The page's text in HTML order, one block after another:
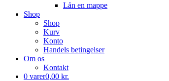
Lån en mappe
Shop
Shop
Kurv
Konto
Handels betingelser
Om os
Kontakt
0 varer0,00 kr.